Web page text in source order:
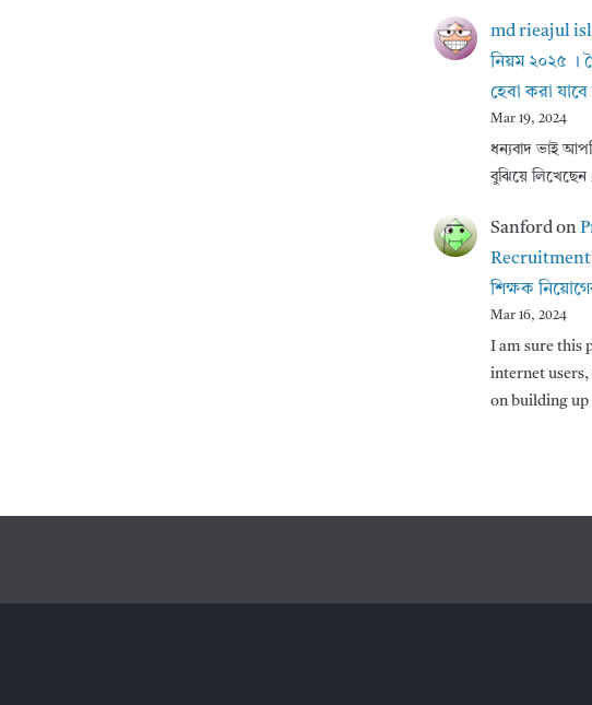
md rieajul
নিয়ম ২০২৫ ।
হেবা করা যাবে
Mar 19, 2024
ধন্যবাদ ভাই
বুঝিয়ে
Sanfordon
Recruitment
শিক্ষক
Mar 16, 2024
I am sure this
internet users,
on building